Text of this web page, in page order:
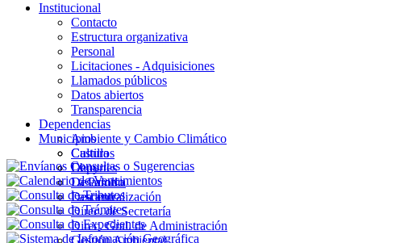
Institucional
Contacto
Estructura organizativa
Personal
Licitaciones - Adquisiciones
Llamados públicos
Datos abiertos
Transparencia
Dependencias
Ambiente y Cambio Climático
Cultura
Deportes
Desarrollo
Descentralización
Direc. de Secretaría
Direc. Gral. de Administración
Gestión Ambiental
Municipios
Castillos
Chuy
La Paloma
Lascano